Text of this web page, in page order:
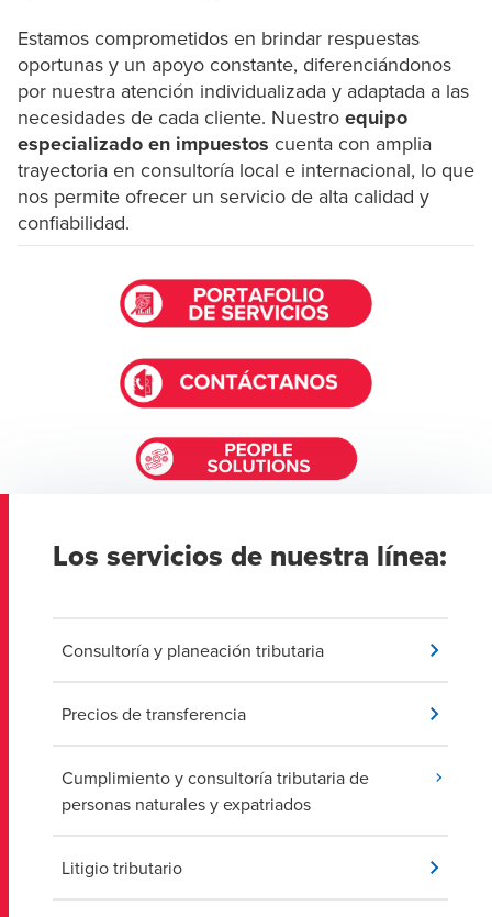
Estamos comprometidos en brindar respuestas
oportunas y un apoyo constante, diferenciándonos
por nuestra atención individualizada y adaptada a las
necesidades de cada cliente. Nuestro equipo
especializado en impuestos cuenta con amplia
trayectoria en consultoría local e internacional, lo que
nos permite ofrecer un servicio de alta calidad y
confiabilidad.
Los servicios de nuestra línea:
Consultoría y planeación tributaria
Precios de transferencia
Cumplimiento y consultoría tributaria de
personas naturales y expatriados
Litigio tributario